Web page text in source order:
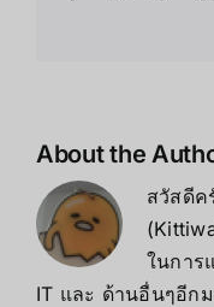
About the
สวัสดีค
ในการ
IT และ ด้านอื่นๆอีก